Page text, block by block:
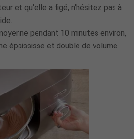
et qu'elle a figé, n'hésitez pas à
pendant 10 minutes environ,
épaississe et double de volume.